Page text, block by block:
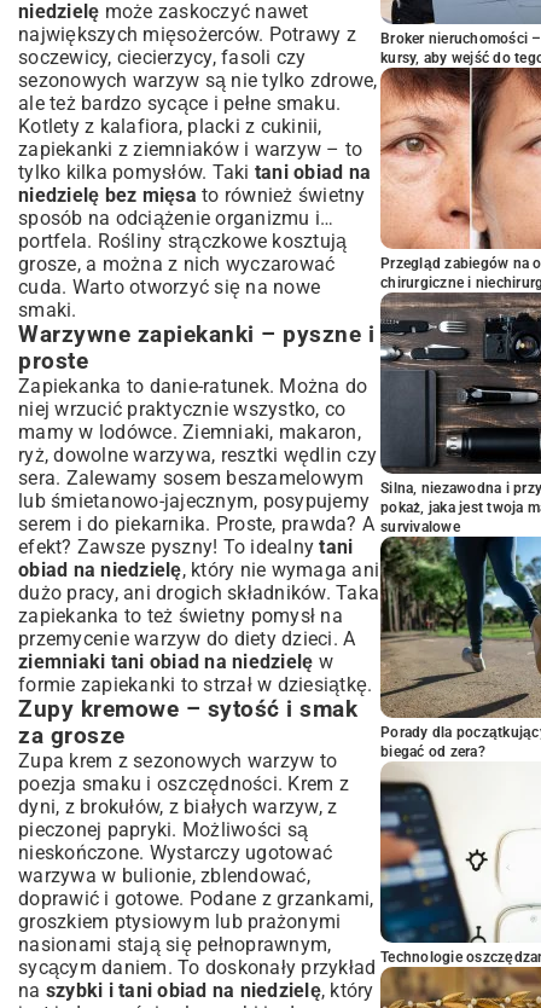
niedzielę może zaskoczyć nawet
największych mięsożerców. Potrawy z
soczewicy, ciecierzycy, fasoli czy
sezonowych warzyw są nie tylko zdrowe,
ale też bardzo sycące i pełne smaku.
Kotlety z kalafiora, placki z cukinii,
zapiekanki z ziemniaków i warzyw – to
tylko kilka pomysłów. Taki tani obiad na
niedzielę bez mięsa to również świetny
sposób na odciążenie organizmu i…
portfela. Rośliny strączkowe kosztują
grosze, a można z nich wyczarować
cuda. Warto otworzyć się na nowe
smaki.
Warzywne zapiekanki – pyszne i
proste
Zapiekanka to danie-ratunek. Można do
niej wrzucić praktycznie wszystko, co
mamy w lodówce. Ziemniaki, makaron,
ryż, dowolne warzywa, resztki wędlin czy
sera. Zalewamy sosem beszamelowym
lub śmietanowo-jajecznym, posypujemy
serem i do piekarnika. Proste, prawda? A
efekt? Zawsze pyszny! To idealnytani
obiad na niedzielę, który nie wymaga ani
dużo pracy, ani drogich składników. Taka
zapiekanka to też świetny pomysł na
przemycenie warzyw do diety dzieci. A
ziemniaki tani obiad na niedzielę w
formie zapiekanki to strzał w dziesiątkę.
Zupy kremowe – sytość i smak
za grosze
Zupa krem z sezonowych warzyw to
poezja smaku i oszczędności. Krem z
dyni, z brokułów, z białych warzyw, z
pieczonej papryki. Możliwości są
nieskończone. Wystarczy ugotować
warzywa w bulionie, zblendować,
doprawić i gotowe. Podane z grzankami,
groszkiem ptysiowym lub prażonymi
nasionami stają się pełnoprawnym,
sycącym daniem. To doskonały przykład
na szybki i tani obiad na niedzielę, który
Broker nieruchomości
kursy, aby wejść do
Przegląd zabiegów na
chirurgiczne i
Silna, niezawodna i
pokaż, jaka jest twoja
survivalowe
Porady dla
biegać od zera?
Technologie